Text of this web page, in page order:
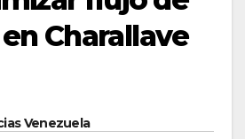
Charallave
Venezuela